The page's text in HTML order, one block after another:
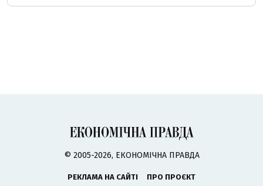
© 2005-2026, ЕКОНОМІЧНА ПРАВДА
РЕКЛАМА НА САЙТІ
ПРО ПРОЄКТ